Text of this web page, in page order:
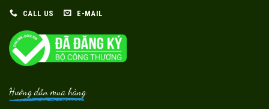
CALL US E-MAIL
Hướng dẫn mua hàng